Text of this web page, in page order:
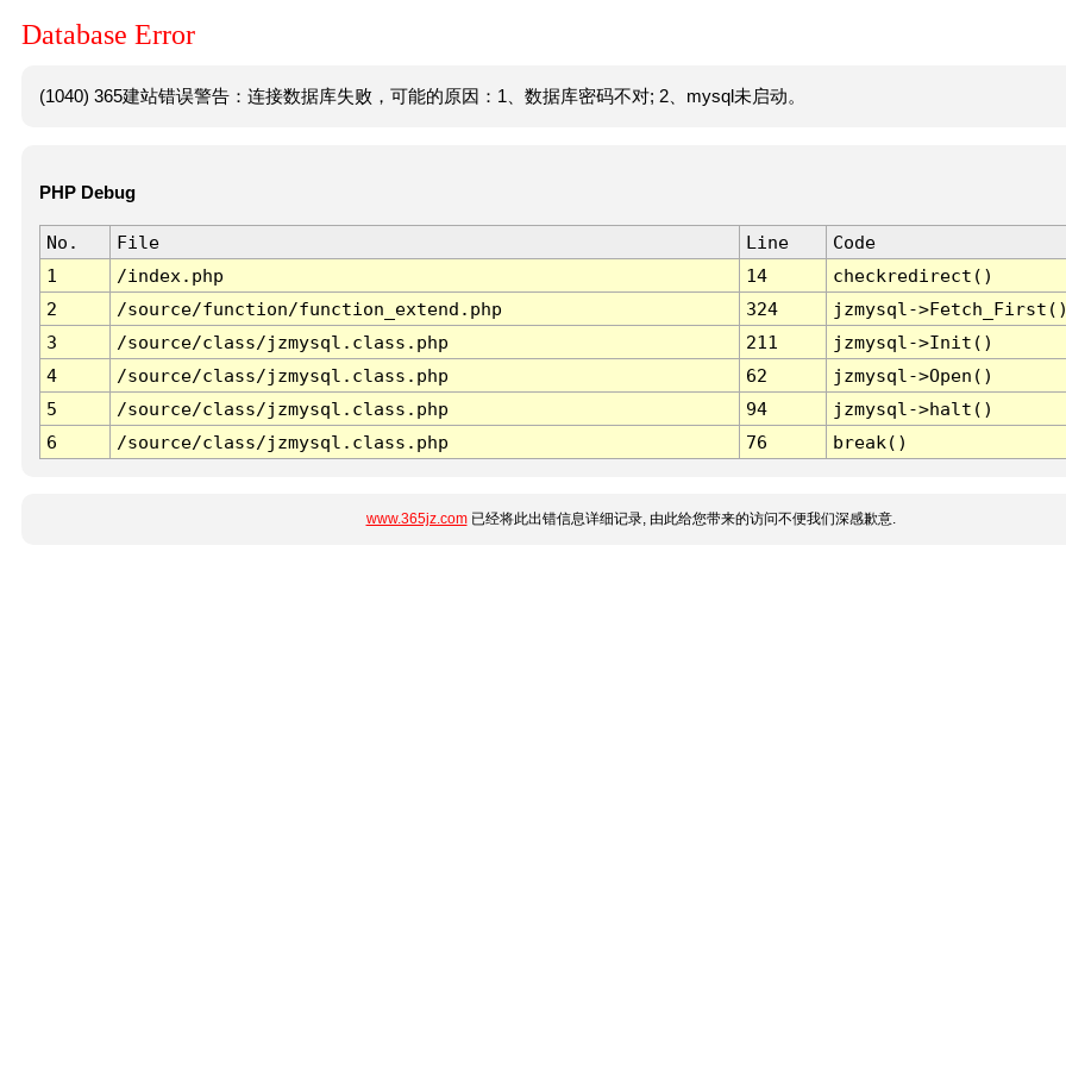
Database Error
(1040) 365建站错误警告：连接数据库失败，可能的原因：1、数据库密码不对; 2、mysql未启动。
PHP Debug
No. File Line
Code
1
/index.php 14
checkredirect()
2
/source/function/function_extend.php 324
jzmysql-
3
/source/class/jzmysql.class.php 211
jzmysql->Init()
4
/source/class/jzmysql.class.php 62
jzmysql->Open()
5
/source/class/jzmysql.class.php 94
jzmysql->halt()
6
/source/class/jzmysql.class.php 76 break()
www.365jz.com已经将此出错信息详细记录, 由此给您带来的访问不便我们深感歉意.